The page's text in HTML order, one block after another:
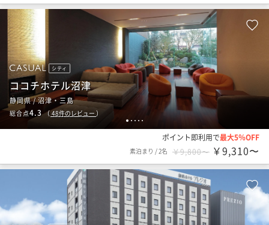
1 2 3 4 5
シティ
ココチホテル沼津
静岡県 / 沼津・三島
総合点4.3（48件のレビュー）
ポイント即利用で最大5％OFF
素泊まり /2名 ￥9,800〜 ￥9,310〜